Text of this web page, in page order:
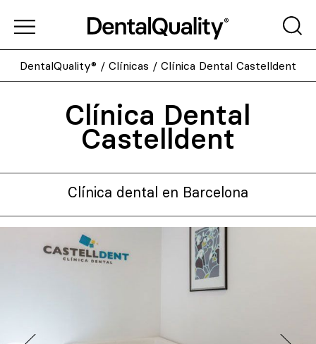
DentalQuality® / Clínicas / Clínica Dental Castelldent
Clínica Dental
Castelldent
Clínica dental en Barcelona